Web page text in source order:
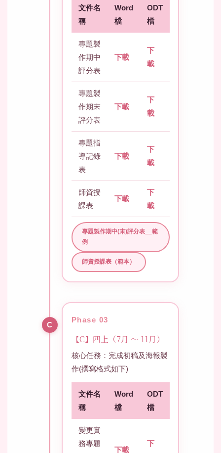
文件名
稱
Word
檔
ODT
檔
專題製
作期中
評分表
下載
下
載
專題製
作期末
評分表
下載
下
載
專題指
導記錄
表
下載
下
載
師資授
課表
下載
下
載
專題製作期中(末)評分表__範
例
師資授課表（範本）
Phase 03
【C】四上（7月 ～ 11月）
核心任務：完成初稿及海報製
作(撰寫格式如下)
文件名
稱
Word
檔
ODT
檔
變更實
務專題
下載
下